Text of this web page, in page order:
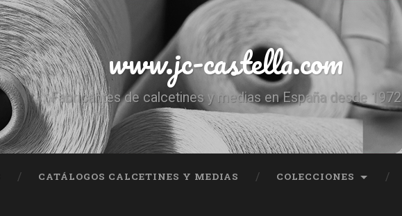
www.jc-castella.com
Fabricantes de calcetines y medias en España desde 1972
CATÁLOGOS CALCETINES Y MEDIAS COLECCIONES